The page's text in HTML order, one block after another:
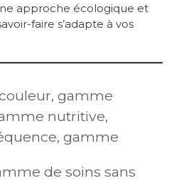
approche écologique et
faire s’adapte à vos
gamme
nutritive,
gamme
de soins sans